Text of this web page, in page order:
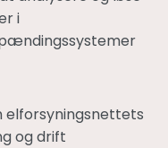
i
elforsyningsnettets
og drift